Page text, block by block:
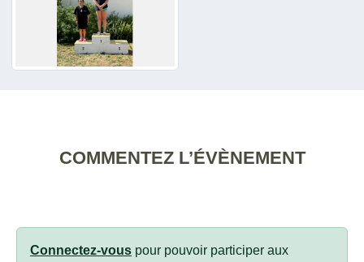
COMMENTEZ L’ÉVÈNEMENT
Connectez-vous pour pouvoir participer aux